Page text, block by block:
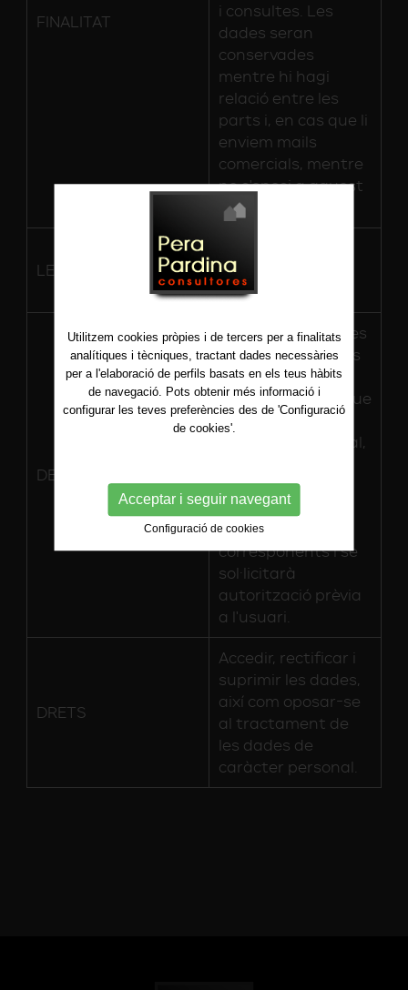
FINALITAT
i consultes. Les
dades seran
conservades
mentre hi hagi
relació entre les
parts i, en cas que li
enviem mails
comercials, mentre
no s'oposi a aquest
tractament.
LEGITIMACIÓ
consentiment de
l'interessat.
DESTINATARIS
PPCSLno cedirà les
dades dels usuaris
a tercers, excepte
obligació legal o que
es trobi en una
relació contractual,
s'establiran les
clàusules de
confidencialitat
corresponents i se
sol·licitarà
autorització prèvia
a l'usuari.
DRETS
Accedir, rectificar i
suprimir les dades,
així com oposar-se
al tractament de
les dades de
caràcter personal.
Utilitzem cookies pròpies i de tercers per a finalitats
analítiques i tècniques, tractant dades necessàries
per a l'elaboració de perfils basats en els teus hàbits
de navegació. Pots obtenir més informació i
configurar les teves preferències des de 'Configuració
de cookies'.
Acceptar i seguir navegant
Configuració de cookies